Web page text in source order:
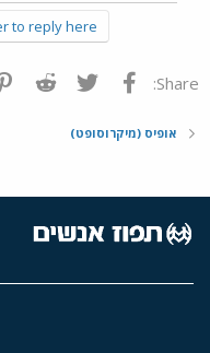
to reply here.
Share: פייסבוק Twitter
אופיס (מיקרוסופט)